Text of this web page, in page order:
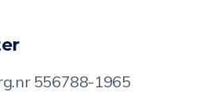
556788-1965